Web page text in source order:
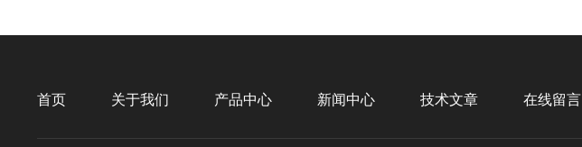
首页 关于我们 产品中心 新闻中心 技术文章 在线留言